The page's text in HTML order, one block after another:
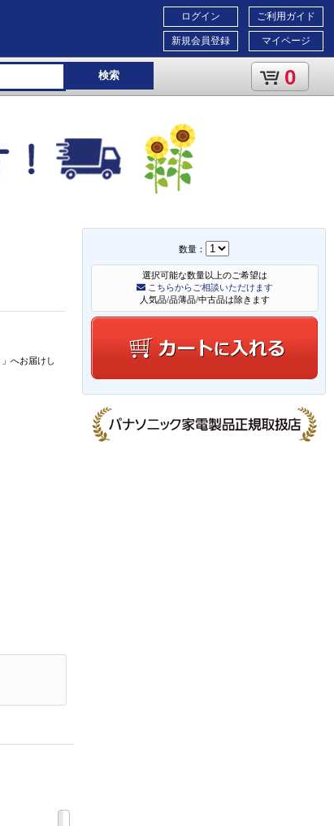
ご利用ガイド
マイページ
ログイン
新規会員登録
検索 0
数量：
選択可能な数量以上のご希望は
こちらからご相談いただけます
人気品/品薄品/中古品は除きます
」 へお届けし